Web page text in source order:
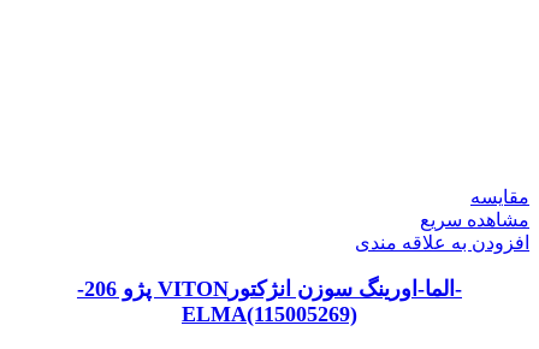
مقایسه
مشاهده سریع
افزودن به علاقه مندی
-الما-اورینگ سوزن انژکتورVITON پژو 206-
ELMA(115005269)